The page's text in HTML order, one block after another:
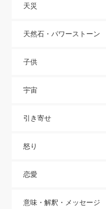
天災
天然石・パワーストーン
子供
宇宙
引き寄せ
怒り
恋愛
意味・解釈・メッセージ